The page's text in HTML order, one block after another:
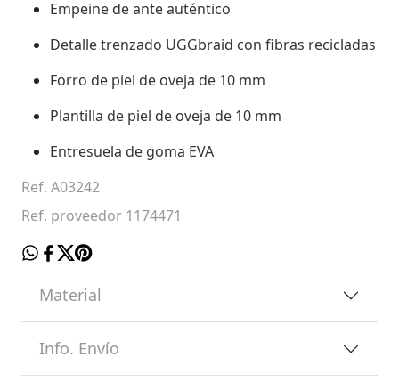
Empeine de ante auténtico
Detalle trenzado UGGbraid con fibras recicladas
Forro de piel de oveja de 10 mm
Plantilla de piel de oveja de 10 mm
Entresuela de goma EVA
Ref. A03242
Ref. proveedor 1174471
Material
Info. Envío